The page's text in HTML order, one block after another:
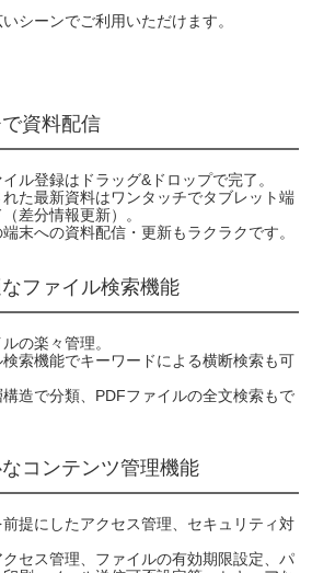
シーンでご利用いただけます。
資料配信
ル登録はドラッグ&ドロップで完了。
た最新資料はワンタッチでタブレット端
差分情報更新）。
末への資料配信・更新もラクラクです。
ファイル検索機能
の楽々管理。
索機能でキーワードによる横断検索も可
造で分類、PDFファイルの全文検索もで
コンテンツ管理機能
提にしたアクセス管理、セキュリティ対
セス管理、ファイルの有効期限設定、パ